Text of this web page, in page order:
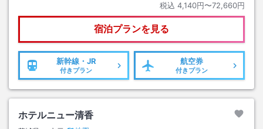
税込 4,140円〜72,660円
宿泊プランを見る
新幹線・JR
付きプラン
航空券
付きプラン
ホテルニュー清香